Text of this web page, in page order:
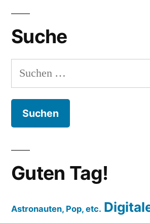
Suche
Suchen
nach:
Guten Tag!
Astronauten, Pop, etc.